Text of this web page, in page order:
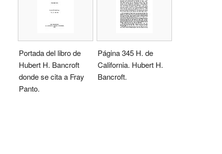
Portada del libro de
Hubert H. Bancroft
donde se cita a Fray
Panto.
Página 345 H. de
California. Hubert H.
Bancroft.